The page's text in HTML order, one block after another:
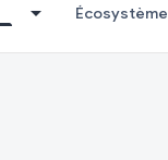
Écosystème